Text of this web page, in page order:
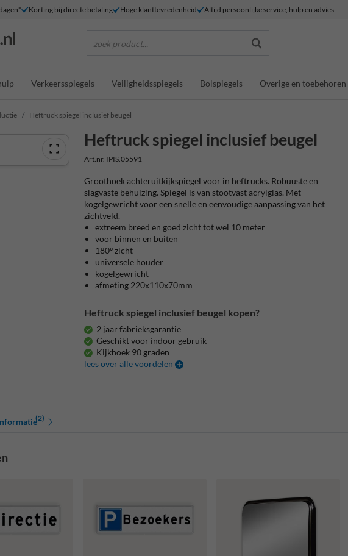
Korting bij directe betaling Hoge klanttevredenheid Altijd persoonlijke service, hulp en advies
zoek product...
Verkeersspiegels Veiligheidsspiegels Bolspiegels Overige en toebehoren
Heftruck spiegel inclusief beugel
Heftruck spiegel inclusief beugel
Art.nr. IPIS.05591
Groothoek achteruitkijkspiegel voor in heftrucks. Robuuste en
slagvaste behuizing. Spiegel is van stootvast acrylglas. Met
kogelgewricht voor een snelle en eenvoudige aanpassing van het
zichtveld.
extreem breed en goed zicht tot wel 10 meter
voor binnen en buiten
180º zicht
universele houder
kogelgewricht
afmeting 220x110x70mm
Heftruck spiegel inclusief beugel kopen?
2 jaar fabrieksgarantie
Geschikt voor indoor gebruik
Kijkhoek 90 graden
lees over alle voordelen
(2)